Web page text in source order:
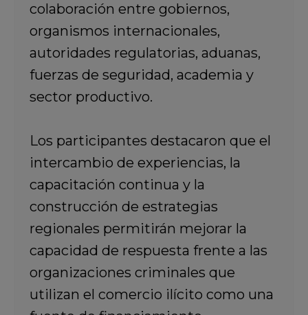
colaboración entre gobiernos,
organismos internacionales,
autoridades regulatorias, aduanas,
fuerzas de seguridad, academia y
sector productivo.
Los participantes destacaron que el
intercambio de experiencias, la
capacitación continua y la
construcción de estrategias
regionales permitirán mejorar la
capacidad de respuesta frente a las
organizaciones criminales que
utilizan el comercio ilícito como una